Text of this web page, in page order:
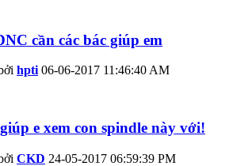
cần các bác giúp em
hpti06-06-2017 11:46:40 AM
e xem con spindle này với!
CKD 24-05-2017 06:59:39 PM